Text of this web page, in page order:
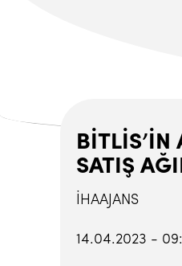
BİTLİS’İN
SATIŞ
İHAAJANS
14.04.2023 -